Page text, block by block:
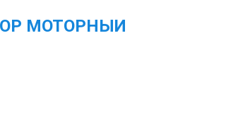
МОТОРНЫЙ